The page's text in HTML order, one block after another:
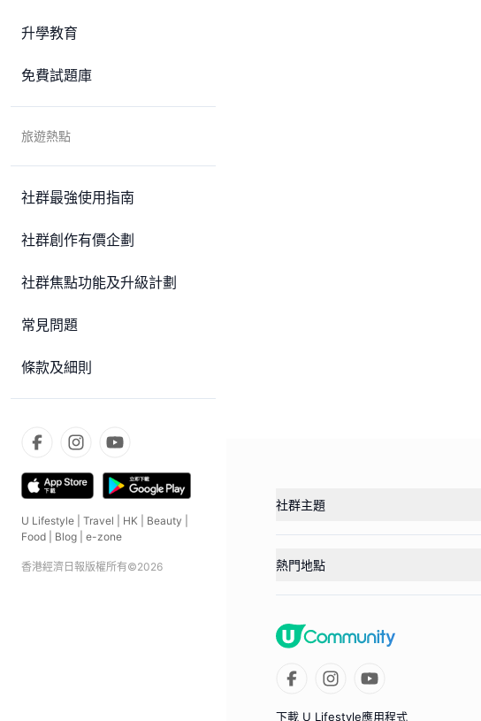
升學教育
免費試題庫
旅遊熱點
社群最強使用指南
社群創作有價企劃
社群焦點功能及升級計劃
常見問題
條款及細則
U Lifestyle Travel HK Beauty
Food
Blog e-zone
香港經濟日報版權所有©2026
社群主題
熱門地點
下載 U Lifestyle應用程式